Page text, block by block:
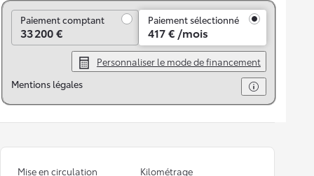
Paiement comptant
Paiement comptant
33 200 €
Paiement sélectionné
417 € /mois
Personnaliser le mode de financement
Mentions légales
Mise en circulation
Kilométrage